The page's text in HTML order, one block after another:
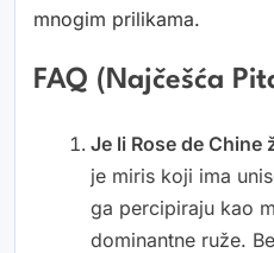
mnogim prilikama.
FAQ (Najčešća
Je li Rose de Chine
je miris koji ima
ga percipiraju kao
dominantne ruže.